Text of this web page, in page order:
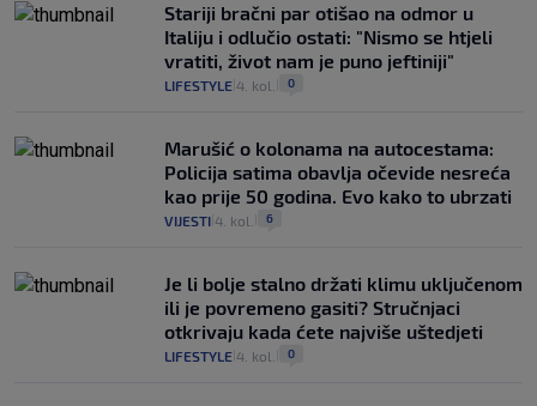
Stariji bračni par otišao na odmor u
Italiju i odlučio ostati: "Nismo se htjeli
vratiti, život nam je puno jeftiniji"
LIFESTYLE 4. kol. 0
Marušić o kolonama na autocestama:
Policija satima obavlja očevide nesreća
kao prije 50 godina. Evo kako to ubrzati
VIJESTI 4. kol. 6
Je li bolje stalno držati klimu uključenom
ili je povremeno gasiti? Stručnjaci
otkrivaju kada ćete najviše uštedjeti
LIFESTYLE 4. kol. 0